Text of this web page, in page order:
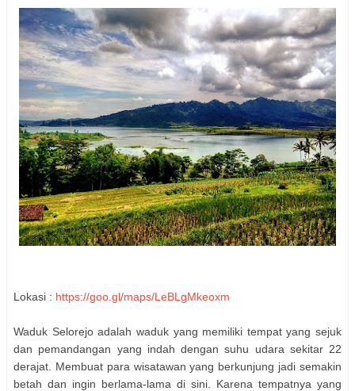
Lokasi : https://goo.gl/maps/LeBLgMkeoxm
Waduk Selorejo adalah waduk yang memiliki tempat yang sejuk
dan pemandangan yang indah dengan suhu udara sekitar 22
derajat. Membuat para wisatawan yang berkunjung jadi semakin
betah dan ingin berlama-lama di sini. Karena tempatnya yang